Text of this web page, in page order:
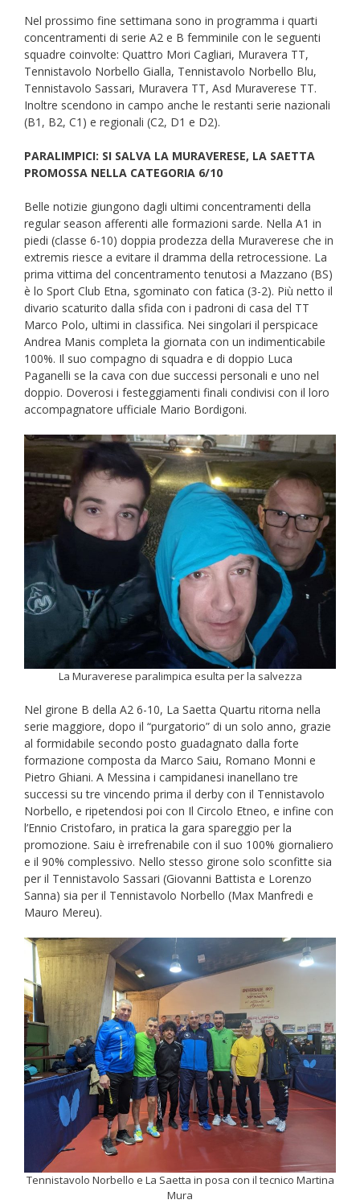
Nel prossimo fine settimana sono in programma i quarti
concentramenti di serie A2 e B femminile con le seguenti
squadre coinvolte: Quattro Mori Cagliari, Muravera TT,
Tennistavolo Norbello Gialla, Tennistavolo Norbello Blu,
Tennistavolo Sassari, Muravera TT, Asd Muraverese TT.
Inoltre scendono in campo anche le restanti serie nazionali
(B1, B2, C1) e regionali (C2, D1 e D2).
PARALIMPICI: SI SALVA LA MURAVERESE, LA SAETTA
PROMOSSA NELLA CATEGORIA 6/10
Belle notizie giungono dagli ultimi concentramenti della
regular season afferenti alle formazioni sarde. Nella A1 in
piedi (classe 6-10) doppia prodezza della Muraverese che in
extremis riesce a evitare il dramma della retrocessione. La
prima vittima del concentramento tenutosi a Mazzano (BS)
è lo Sport Club Etna, sgominato con fatica (3-2). Più netto il
divario scaturito dalla sfida con i padroni di casa del TT
Marco Polo, ultimi in classifica. Nei singolari il perspicace
Andrea Manis completa la giornata con un indimenticabile
100%. Il suo compagno di squadra e di doppio Luca
Paganelli se la cava con due successi personali e uno nel
doppio. Doverosi i festeggiamenti finali condivisi con il loro
accompagnatore ufficiale Mario Bordigoni.
La Muraverese paralimpica esulta per la salvezza
Nel girone B della A2 6-10, La Saetta Quartu ritorna nella
serie maggiore, dopo il “purgatorio” di un solo anno, grazie
al formidabile secondo posto guadagnato dalla forte
formazione composta da Marco Saiu, Romano Monni e
Pietro Ghiani. A Messina i campidanesi inanellano tre
successi su tre vincendo prima il derby con il Tennistavolo
Norbello, e ripetendosi poi con Il Circolo Etneo, e infine con
l’Ennio Cristofaro, in pratica la gara spareggio per la
promozione. Saiu è irrefrenabile con il suo 100% giornaliero
e il 90% complessivo. Nello stesso girone solo sconfitte sia
per il Tennistavolo Sassari (Giovanni Battista e Lorenzo
Sanna) sia per il Tennistavolo Norbello (Max Manfredi e
Mauro Mereu).
Tennistavolo Norbello e La Saetta in posa con il tecnico Martina
Mura